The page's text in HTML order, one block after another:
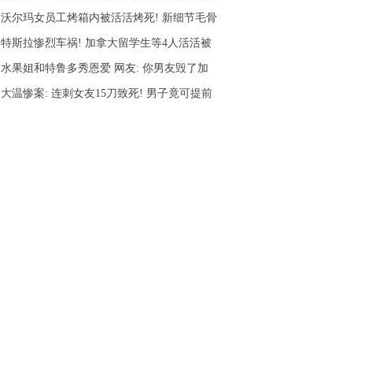
沃尔玛女员工烤箱内被活活烤死! 新细节毛骨
特斯拉惨烈车祸! 加拿大留学生等4人活活被
水果姐和特鲁多秀恩爱 网友: 你男友毁了加
大温惨案: 连刺女友15刀致死! 男子竟可提前